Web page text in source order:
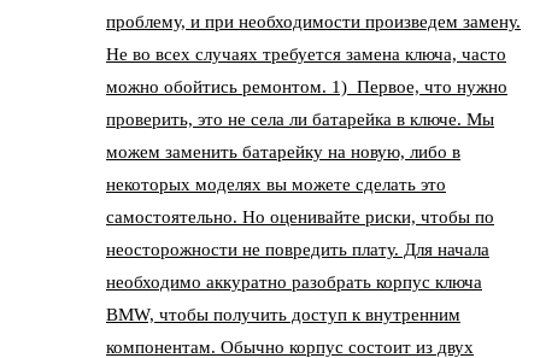
проблему, и при необходимости произведем замену.
Не во всех случаях требуется замена ключа, часто
можно обойтись ремонтом. 1) Первое, что нужно
проверить, это не села ли батарейка в ключе. Мы
можем заменить батарейку на новую, либо в
некоторых моделях вы можете сделать это
самостоятельно. Но оценивайте риски, чтобы по
неосторожности не повредить плату. Для начала
необходимо аккуратно разобрать корпус ключа
BMW, чтобы получить доступ к внутренним
компонентам. Обычно корпус состоит из двух